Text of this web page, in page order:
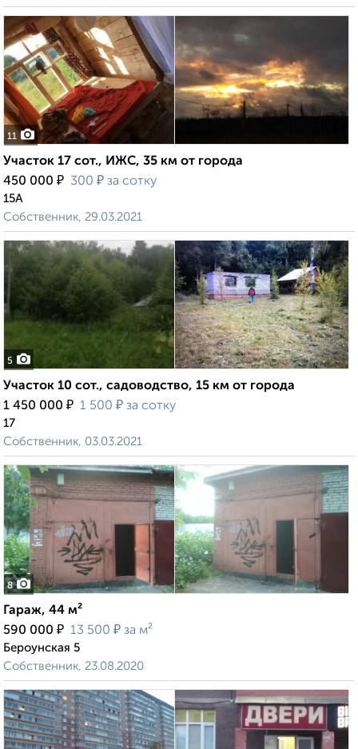
11
Участок 17 сот., ИЖС, 35 км от города
450 000 ₽ 300 ₽ за сотку
15А
Собственник, 29.03.2021
5
Участок 10 сот., садоводство, 15 км от города
1 450 000 ₽ 1 500 ₽ за сотку
17
Собственник, 03.03.2021
8
Гараж, 44 м²
590 000 ₽ 13 500 ₽ за м²
Бероунская 5
Собственник, 23.08.2020